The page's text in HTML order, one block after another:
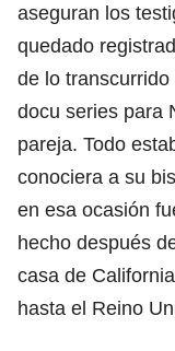
aseguran los
quedado
de lo
docu series para
pareja. Todo
conociera a su
en esa ocasión
hecho después
casa de
hasta el Reino